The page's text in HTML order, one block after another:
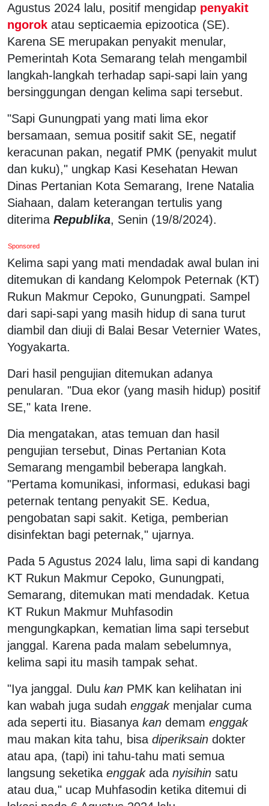
Agustus 2024 lalu, positif mengidap penyakit
ngorok atau septicaemia epizootica (SE).
Karena SE merupakan penyakit menular,
Pemerintah Kota Semarang telah mengambil
langkah-langkah terhadap sapi-sapi lain yang
bersinggungan dengan kelima sapi tersebut.
"Sapi Gunungpati yang mati lima ekor
bersamaan, semua positif sakit SE, negatif
keracunan pakan, negatif PMK (penyakit mulut
dan kuku)," ungkap Kasi Kesehatan Hewan
Dinas Pertanian Kota Semarang, Irene Natalia
Siahaan, dalam keterangan tertulis yang
diterima Republika, Senin (19/8/2024).
Sponsored
Kelima sapi yang mati mendadak awal bulan ini
ditemukan di kandang Kelompok Peternak (KT)
Rukun Makmur Cepoko, Gunungpati. Sampel
dari sapi-sapi yang masih hidup di sana turut
diambil dan diuji di Balai Besar Veternier Wates,
Yogyakarta.
Dari hasil pengujian ditemukan adanya
penularan. "Dua ekor (yang masih hidup) positif
SE," kata Irene.
Dia mengatakan, atas temuan dan hasil
pengujian tersebut, Dinas Pertanian Kota
Semarang mengambil beberapa langkah.
"Pertama komunikasi, informasi, edukasi bagi
peternak tentang penyakit SE. Kedua,
pengobatan sapi sakit. Ketiga, pemberian
disinfektan bagi peternak," ujarnya.
Pada 5 Agustus 2024 lalu, lima sapi di kandang
KT Rukun Makmur Cepoko, Gunungpati,
Semarang, ditemukan mati mendadak. Ketua
KT Rukun Makmur Muhfasodin
mengungkapkan, kematian lima sapi tersebut
janggal. Karena pada malam sebelumnya,
kelima sapi itu masih tampak sehat.
"Iya janggal. Dulu kan PMK kan kelihatan ini
kan wabah juga sudah enggakmenjalar cuma
ada seperti itu. Biasanya kan demam enggak
mau makan kita tahu, bisa diperiksain dokter
atau apa, (tapi) ini tahu-tahu mati semua
langsung seketika enggakada nyisihin satu
atau dua," ucap Muhfasodin ketika ditemui di